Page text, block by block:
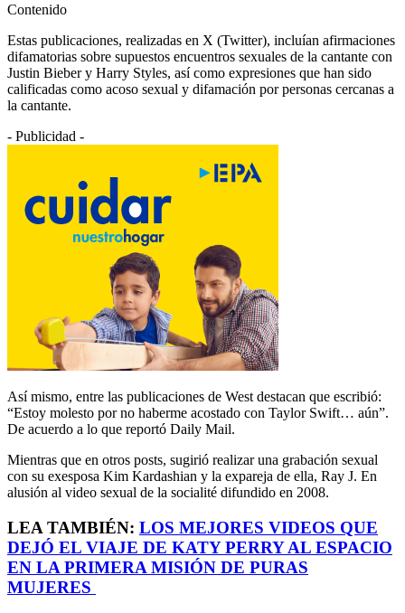
Contenido
Estas publicaciones, realizadas en X (Twitter), incluían afirmaciones
difamatorias sobre supuestos encuentros sexuales de la cantante con
Justin Bieber y Harry Styles, así como expresiones que han sido
calificadas como acoso sexual y difamación por personas cercanas a
la cantante.
- Publicidad -
Así mismo, entre las publicaciones de West destacan que escribió:
“Estoy molesto por no haberme acostado con Taylor Swift… aún”.
De acuerdo a lo que reportó Daily Mail.
Mientras que en otros posts, sugirió realizar una grabación sexual
con su exesposa Kim Kardashian y la expareja de ella, Ray J. En
alusión al video sexual de la socialité difundido en 2008.
LEA TAMBIÉN: LOS MEJORES VIDEOS QUE
DEJÓ EL VIAJE DE KATY PERRY AL ESPACIO
EN LA PRIMERA MISIÓN DE PURAS
MUJERES